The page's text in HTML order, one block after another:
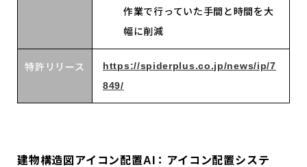
作業で行っていた手間と時間を大
幅に削減
特許リリース
https://spiderplus.co.jp/news/ip/7
849/
建物構造図アイコン配置AI：アイコン配置システ